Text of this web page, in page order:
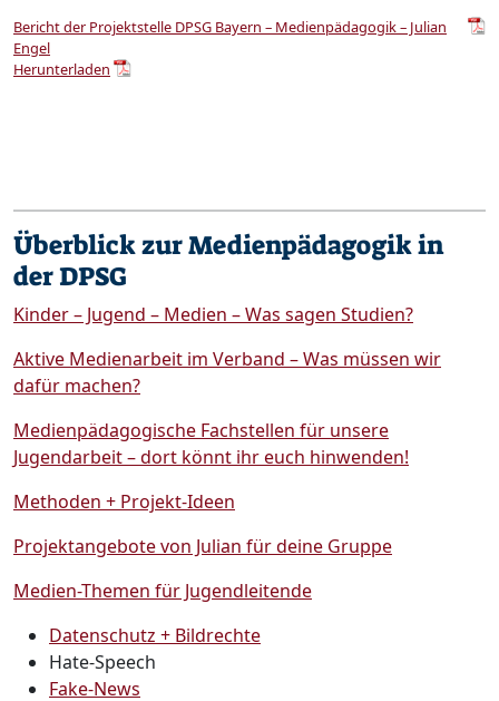
Bericht der Projektstelle DPSG Bayern – Medienpädagogik – Julian
Engel
Herunterladen
Überblick zur Medienpädagogik in
der DPSG
Kinder – Jugend – Medien – Was sagen Studien?
Aktive Medienarbeit im Verband – Was müssen wir
dafür machen?
Medienpädagogische Fachstellen für unsere
Jugendarbeit – dort könnt ihr euch hinwenden!
Methoden + Projekt-Ideen
Projektangebote von Julian für deine Gruppe
Medien-Themen für Jugendleitende
Datenschutz + Bildrechte
Hate-Speech
Fake-News